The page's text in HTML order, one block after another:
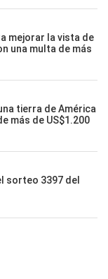
mejorar la vista de
una multa de más
tierra de América
más de US$1.200
sorteo 3397 del